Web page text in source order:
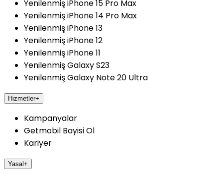
Yenilenmiş iPhone 15 Pro Max
Yenilenmiş iPhone 14 Pro Max
Yenilenmiş iPhone 13
Yenilenmiş iPhone 12
Yenilenmiş iPhone 11
Yenilenmiş Galaxy S23
Yenilenmiş Galaxy Note 20 Ultra
Hizmetler+
Kampanyalar
Getmobil Bayisi Ol
Kariyer
Yasal+